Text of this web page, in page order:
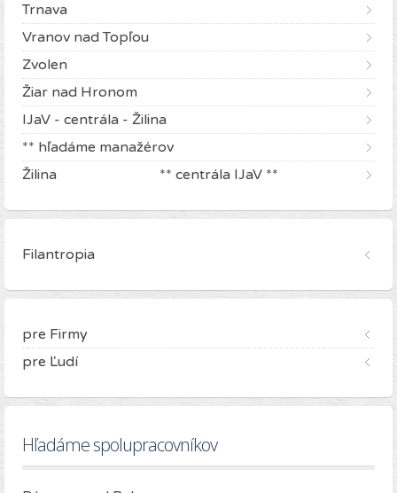
Trnava
Vranov nad Topľou
Zvolen
Žiar nad Hronom
IJaV - centrála - Žilina
** hľadáme manažérov
Žilina ** centrála IJaV **
Filantropia
pre Firmy
pre Ľudí
Hľadáme spolupracovníkov